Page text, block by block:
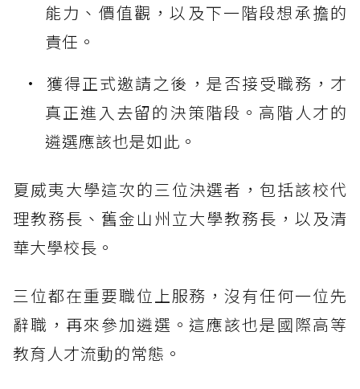
能力、價值觀，以及下一階段想承擔的
責任。
獲得正式邀請之後，是否接受職務，才
真正進入去留的決策階段。高階人才的
遴選應該也是如此。
夏威夷大學這次的三位決選者，包括該校代
理教務長、舊金山州立大學教務長，以及清
華大學校長。
三位都在重要職位上服務，沒有任何一位先
辭職，再來參加遴選。這應該也是國際高等
教育人才流動的常態。